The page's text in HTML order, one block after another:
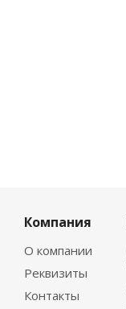
Компания
О компании
Реквизиты
Контакты